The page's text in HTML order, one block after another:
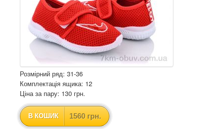
Розмірний ряд: 31-36
Комплектація ящика: 12
Ціна за пару: 130 грн.
В КОШИК 1560 грн.